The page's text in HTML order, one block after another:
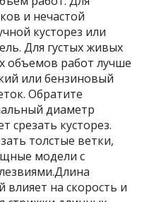
и нечастой
кусторез или
Для густых живых
объемов работ лучше
или бензиновый
Обратите
диаметр
срезать кусторез.
толстые ветки,
модели с
влияет на скорость и